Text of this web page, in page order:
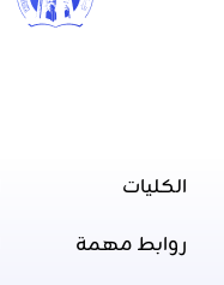
الكليات
روابط مهمة